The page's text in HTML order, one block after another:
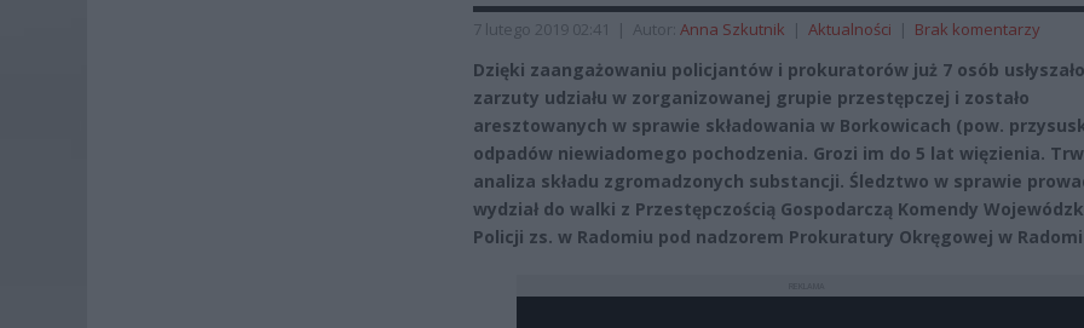
7 lutego 2019 02:41 | Autor: Anna Szkutnik | Aktualności | Brak komentarzy
Dzięki zaangażowaniu policjantów i prokuratorów już 7 osób usłyszało
zarzuty udziału w zorganizowanej grupie przestępczej i zostało
aresztowanych w sprawie składowania w Borkowicach (pow.
odpadów niewiadomego pochodzenia. Grozi im do 5 lat więzienia.
analiza składu zgromadzonych substancji. Śledztwo w sprawie
wydział do walki z Przestępczością Gospodarczą Komendy
Policji zs. w Radomiu pod nadzorem Prokuratury Okręgowej w